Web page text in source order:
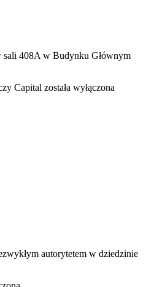
sali 408A w Budynku Głównym
Capital została wyłączona
autorytetem w dziedzinie